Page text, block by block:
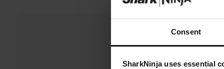
Consent
SharkNinja uses essential